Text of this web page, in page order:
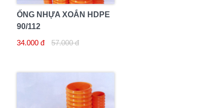
ỐNG NHỰA XOẮN HDPE
90/112
34.000 đ
57.000 đ